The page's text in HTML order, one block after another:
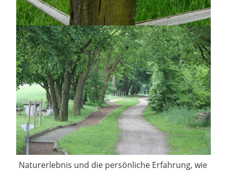
Naturerlebnis und die persönliche Erfahrung, wie